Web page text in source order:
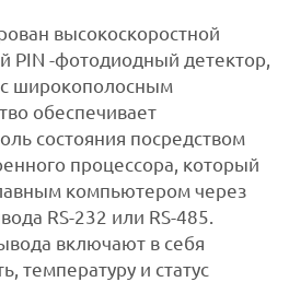
высокоскоростной
PIN -фотодиодный детектор,
широкополосным
обеспечивает
состояния посредством
процессора, который
компьютером через
RS-232 или RS-485.
включают в себя
температуру и статус